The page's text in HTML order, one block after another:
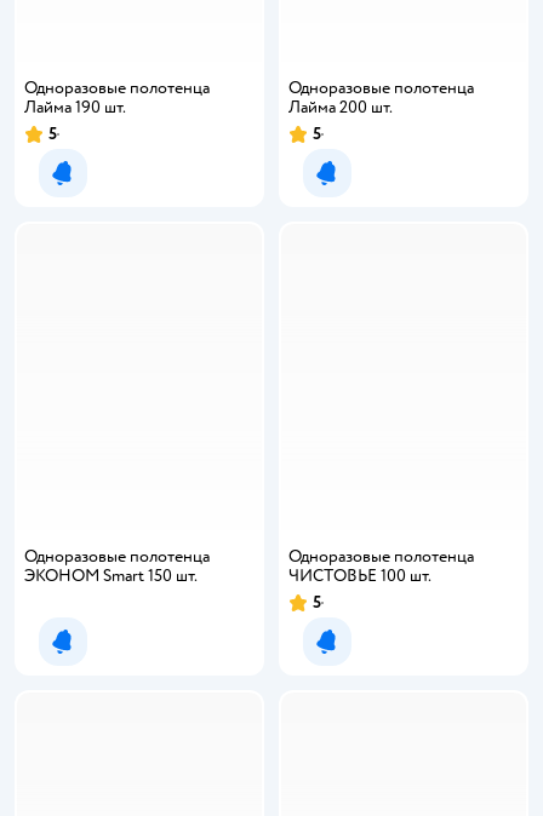
Одноразовые полотенца
Лайма 190 шт.
Рейтинг:
5
Уведомить о появлении
Одноразовые полотенца
Лайма 200 шт.
Рейтинг:
5
Уведомить о появлении
Одноразовые полотенца
ЭКОНОМ Smart 150 шт.
Уведомить о появлении
Одноразовые полотенца
ЧИСТОВЬЕ 100 шт.
Рейтинг:
5
Уведомить о появлении